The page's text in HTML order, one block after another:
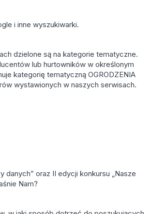
i inne wyszukiwarki.
dzielone są na kategorie tematyczne.
lub hurtowników w określonym
kategorię tematyczną OGRODZENIA
wystawionych w naszych serwisach.
danych” oraz II edycji konkursu „Nasze
Nam?